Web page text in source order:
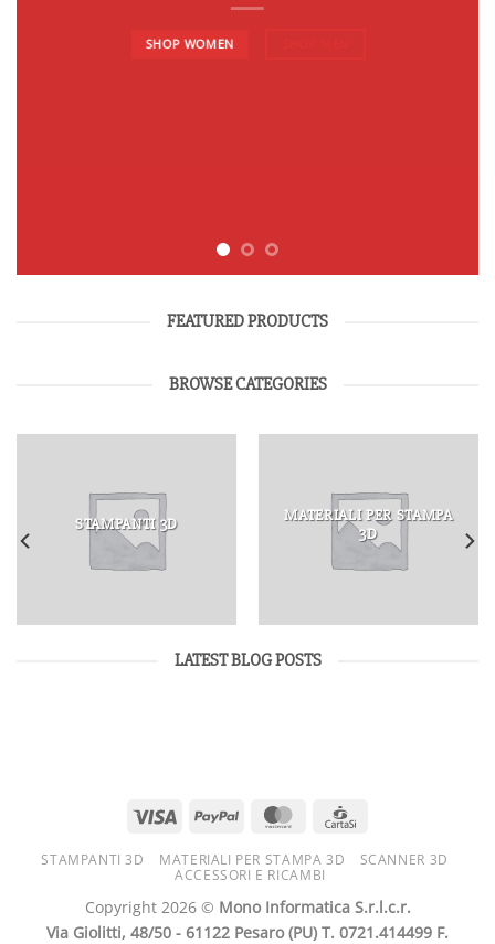
SHOP WOMEN
FEATURED PRODUCTS
BROWSE CATEGORIES
STAMPANTI 3D
MATERIALI PER STAMPA
3D
LATEST BLOG POSTS
STAMPANTI 3D MATERIALI PER STAMPA 3D
SCANNER 3D
ACCESSORI E RICAMBI
Copyright 2026 © Mono Informatica S.r.l.c.r.
Via Giolitti, 48/50 - 61122 Pesaro (PU) T. 0721.414499 F.